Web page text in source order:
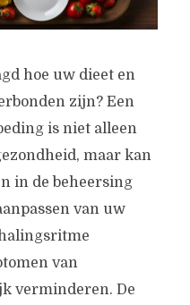
hoe uw dieet en
zijn? Een
is niet alleen
maar kan
in de beheersing
van uw
van
verminderen. De